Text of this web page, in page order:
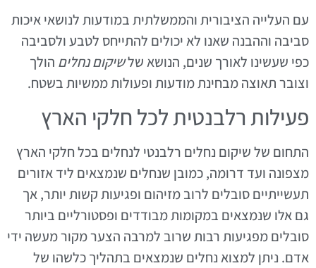
עם העלייה הציבורית והממשלתית במודעות לנושאי איכות
סביבה וההבנה שאנו לא יכולים להתייחס לטבע ולסביבה
כפי שעשינו לאורך שנים, הנושא שלשיקום נחלים הולך
וצובר תאוצה מבחינת מודעות ופעולות ממשיות בשטח.
פעילות רלבנטית לכל חלקי הארץ
התחום של שיקום נחלים רלבנטי לנחלים בכל חלקי הארץ
מצפונה ועד דרומה, כמובן שנחלים שנמצאים ליד אזורים
תעשייתיים סובלים לרוב מזיהום ופגיעות קשות יותר, אך
גם אלו שנמצאים במקומות מבודדים ופסטורליים ביותר
סובלים מפגיעות רבות שרוב למרבה הצער מקור מעשה ידי
אדם. ניתן למצוא נחלים שנמצאים בתהליך כלשהו של